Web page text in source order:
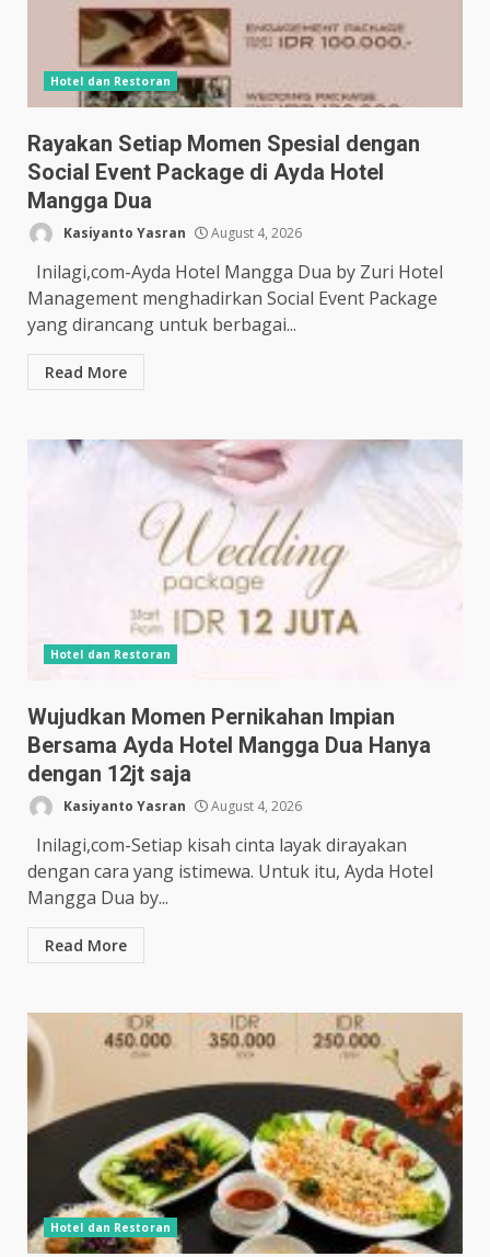
Hotel dan Restoran
Rayakan Setiap Momen Spesial dengan
Social Event Package di Ayda Hotel
Mangga Dua
Kasiyanto Yasran August 4, 2026
Inilagi,com-Ayda Hotel Mangga Dua by Zuri Hotel
Management menghadirkan Social Event Package
yang dirancang untuk berbagai...
Read More
Hotel dan Restoran
Wujudkan Momen Pernikahan Impian
Bersama Ayda Hotel Mangga Dua Hanya
dengan 12jt saja
Kasiyanto Yasran August 4, 2026
Inilagi,com-Setiap kisah cinta layak dirayakan
dengan cara yang istimewa. Untuk itu, Ayda Hotel
Mangga Dua by...
Read More
Hotel dan Restoran